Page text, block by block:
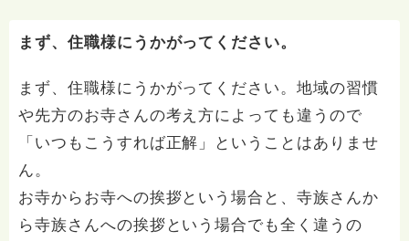
まず、住職様にうかがってください。
まず、住職様にうかがってください。地域の習慣
や先方のお寺さんの考え方によっても違うので
「いつもこうすれば正解」ということはありませ
ん。
お寺からお寺への挨拶という場合と、寺族さんか
ら寺族さんへの挨拶という場合でも全く違うの